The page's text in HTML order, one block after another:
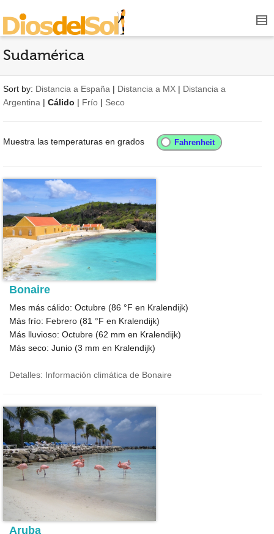
Sudamérica
Sort by: Distancia a España | Distancia a MX | Distancia a
Argentina | Cálido | Frío | Seco
Muestra las temperaturas en grados
Bonaire
Mes más cálido: Octubre (86 °F en Kralendijk)
Más frío: Febrero (81 °F en Kralendijk)
Más lluvioso: Octubre (62 mm en Kralendijk)
Más seco: Junio (3 mm en Kralendijk)
Detalles: Información climática de Bonaire
Aruba